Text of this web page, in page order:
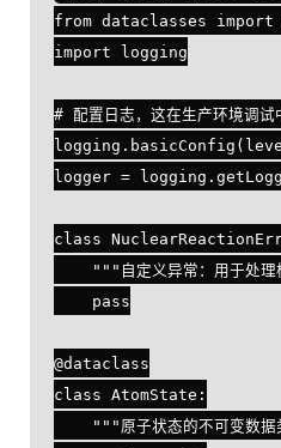
from dataclasses import
import logging
# 配置日志，这在生产环境调试
logger =
class
@dataclass
class AtomState: